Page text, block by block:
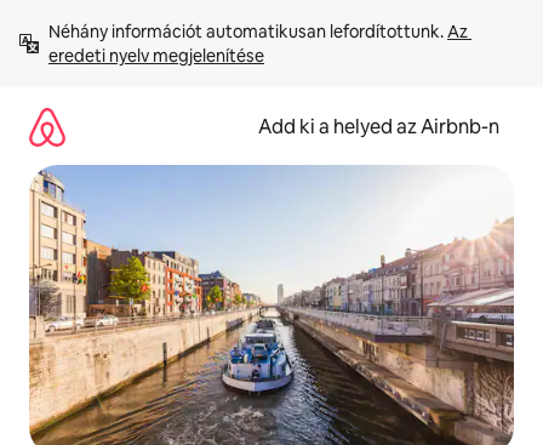
tartalomra
Néhány információt automatikusan lefordítottunk. Az
eredeti nyelv megjelenítése
Add ki a helyed az Airbnb-n